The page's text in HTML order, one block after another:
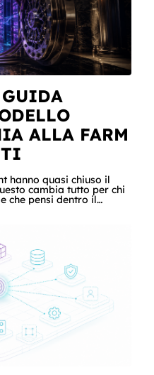
ALLA FARM
hanno quasi chiuso il
cambia tutto per chi
che pensi dentro il
uscire. Ma la
per gradino, e cosa
sia sovranità e non un
racconta entrambe, con